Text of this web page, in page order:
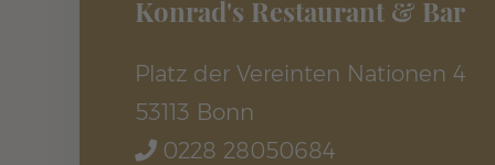
Konrad's Restaurant & Bar
Platz der Vereinten Nationen 4
53113 Bonn
0228 28050684